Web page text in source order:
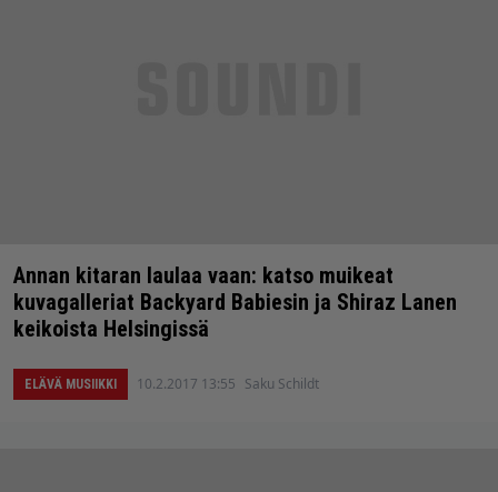
Annan kitaran laulaa vaan: katso muikeat
kuvagalleriat Backyard Babiesin ja Shiraz Lanen
keikoista Helsingissä
ELÄVÄ MUSIIKKI 10.2.2017 13:55 Saku Schildt